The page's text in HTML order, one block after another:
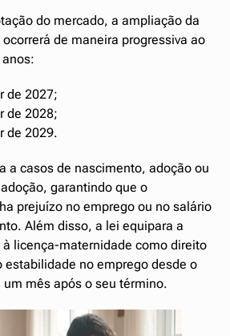
do mercado, a ampliação da
de maneira progressiva ao
de 2027;
de 2028;
de 2029.
a casos de nascimento, adoção ou
garantindo que o
prejuízo no emprego ou no salário
Além disso, a lei equipara a
à licença-maternidade como direito
estabilidade no emprego desde o
mês após o seu término.